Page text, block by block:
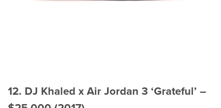
12. DJ Khaled x Air Jordan 3 ‘Grateful’ –